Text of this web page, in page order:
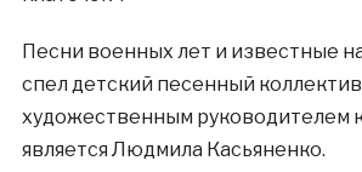
Песни военных лет и известные
спел детский песенный коллектив
художественным руководителем
является Людмила Касьяненко.